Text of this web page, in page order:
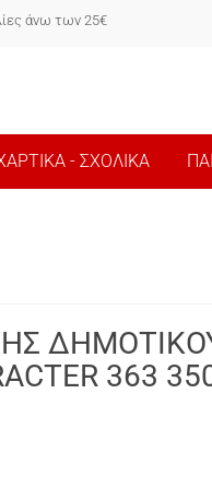
άνω των 25€
- ΣΧΟΛΙΚΑ
363